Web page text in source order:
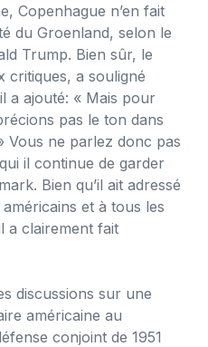
Copenhague n’en fait
du Groenland, selon le
Trump. Bien sûr, le
critiques, a souligné
a ajouté: « Mais pour
pas le ton dans
Vous ne parlez donc pas
il continue de garder
Bien qu’il ait adressé
et à tous les
a clairement fait
discussions sur une
américaine au
conjoint de 1951